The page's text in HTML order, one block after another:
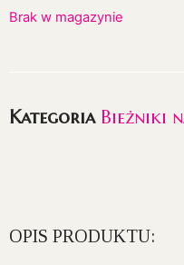
Brak w magazynie
Kategoria Bieżniki
OPIS PRODUKTU: